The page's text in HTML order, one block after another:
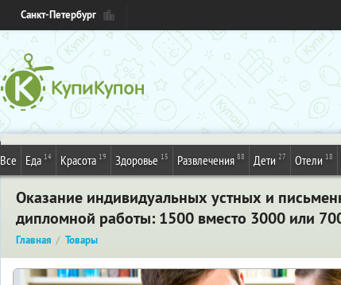
Санкт-Петербург
Все Еда 14 Красота 19 Здоровье 15 Развлечения 88 Дети 27 Отели 18
Оказание индивидуальных устных и
дипломной работы: 1500 вместо 3000 или
Главная Товары